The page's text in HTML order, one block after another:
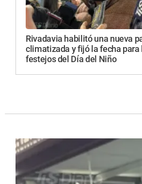
Rivadavia habilitó una nueva
climatizada y fijó la fecha para
festejos del Día del Niño